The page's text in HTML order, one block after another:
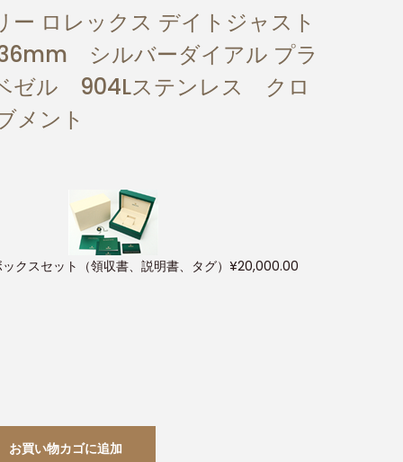
ー ロレックス デイトジャスト
シルバーダイアル プラ
ゼル 904Lステンレス クロ
メント
クスセット（領収書、説明書、タグ） ¥20,000.00
お買い物カゴに追加